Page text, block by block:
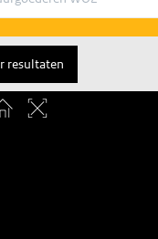
resultaten